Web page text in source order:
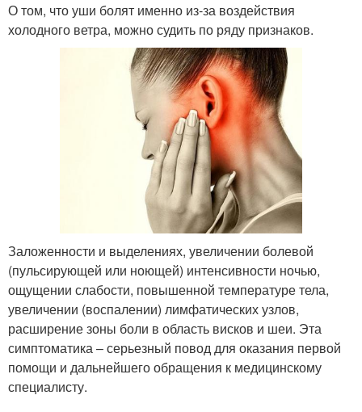
О том, что уши болят именно из-за воздействия
холодного ветра, можно судить по ряду признаков.
Заложенности и выделениях, увеличении болевой
(пульсирующей или ноющей) интенсивности ночью,
ощущении слабости, повышенной температуре тела,
увеличении (воспалении) лимфатических узлов,
расширение зоны боли в область висков и шеи. Эта
симптоматика – серьезный повод для оказания первой
помощи и дальнейшего обращения к медицинскому
специалисту.